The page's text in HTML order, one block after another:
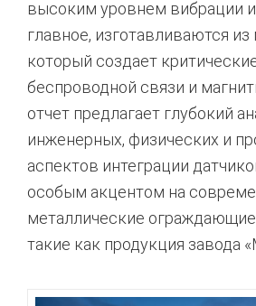
высоким уровнем вибрации
главное, изготавливаются из
который создает
беспроводной связи и
отчет предлагает глубокий
инженерных, физических и
аспектов интеграции
особым акцентом на
металлические
такие как продукция завода